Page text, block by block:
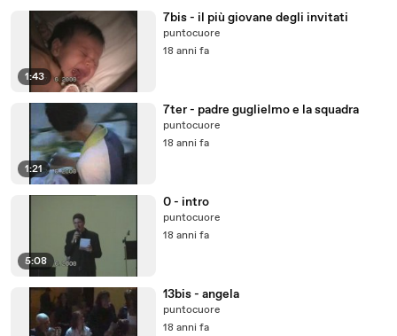
1:43
7bis - il più giovane degli invitati
puntocuore
18 anni fa
1:21
7ter - padre guglielmo e la squadra
puntocuore
18 anni fa
5:08
0 - intro
puntocuore
18 anni fa
13bis - angela
puntocuore
18 anni fa